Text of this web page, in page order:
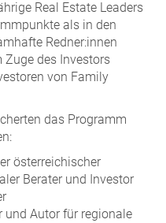
Real Estate Leaders
als in den
Redner:innen
Zuge des Investors
von Family
das Programm
österreichischer
Berater und Investor
Autor für regionale